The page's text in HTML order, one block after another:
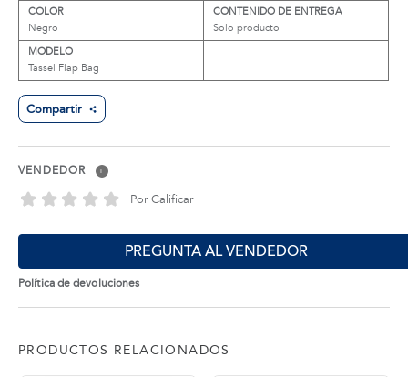
COLOR
Negro
CONTENIDO DE ENTREGA
Solo producto
MODELO
Tassel Flap Bag
Compartir
VENDEDOR i
Por Calificar
PREGUNTA AL VENDEDOR
Política de devoluciones
PRODUCTOS RELACIONADOS